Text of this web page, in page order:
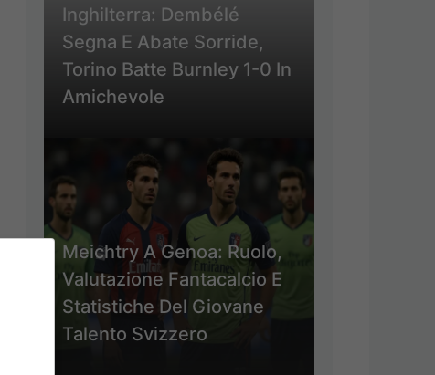
Inghilterra: Dembélé
Segna E Abate Sorride,
Torino Batte Burnley 1-0 In
Amichevole
Meichtry A Genoa: Ruolo,
Valutazione Fantacalcio E
Statistiche Del Giovane
Talento Svizzero